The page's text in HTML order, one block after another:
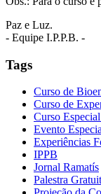
Paz e Luz.
- Equipe I.P.P.B. -
Tags
Curso de
Curso de
Curso
Evento
Experiências
IPPB
Jornal Ramatís
Palestra